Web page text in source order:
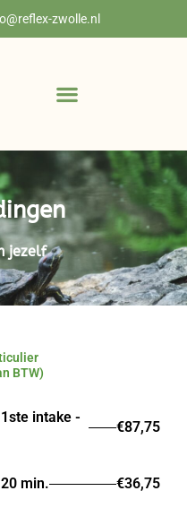
zwolle.nl
jezelf
BTW)
intake -
€87,75
min. €36,75